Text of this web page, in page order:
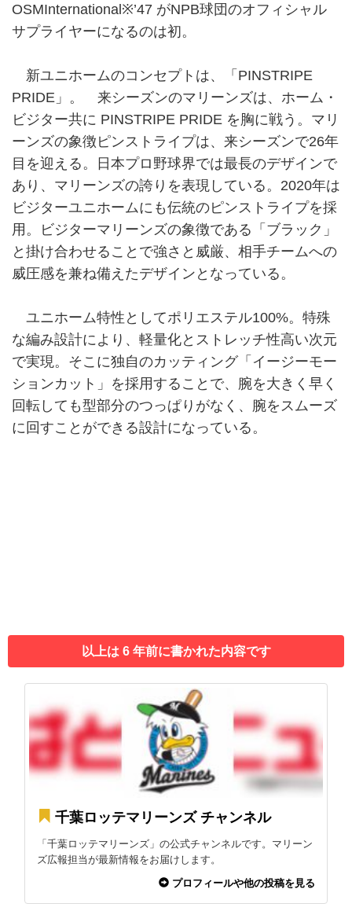
OSMInternational※’47 がNPB球団のオフィシャル
サプライヤーになるのは初。
新ユニホームのコンセプトは、「PINSTRIPE
PRIDE」。 来シーズンのマリーンズは、ホーム・
ビジター共に PINSTRIPE PRIDE を胸に戦う。マリ
ーンズの象徴ピンストライプは、来シーズンで26年
目を迎える。日本プロ野球界では最長のデザインで
あり、マリーンズの誇りを表現している。2020年は
ビジターユニホームにも伝統のピンストライプを採
用。ビジターマリーンズの象徴である「ブラック」
と掛け合わせることで強さと威厳、相手チームへの
威圧感を兼ね備えたデザインとなっている。
ユニホーム特性としてポリエステル100%。特殊
な編み設計により、軽量化とストレッチ性高い次元
で実現。そこに独自のカッティング「イージーモー
ションカット」を採用することで、腕を大きく早く
回転しても型部分のつっぱりがなく、腕をスムーズ
に回すことができる設計になっている。
以上は 6 年前に書かれた内容です
千葉ロッテマリーンズ チャンネル
「千葉ロッテマリーンズ」の公式チャンネルです。マリーン
ズ広報担当が最新情報をお届けします。
プロフィールや他の投稿を見る